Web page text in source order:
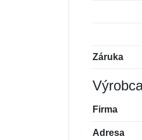
Záruka
Firma
Adresa